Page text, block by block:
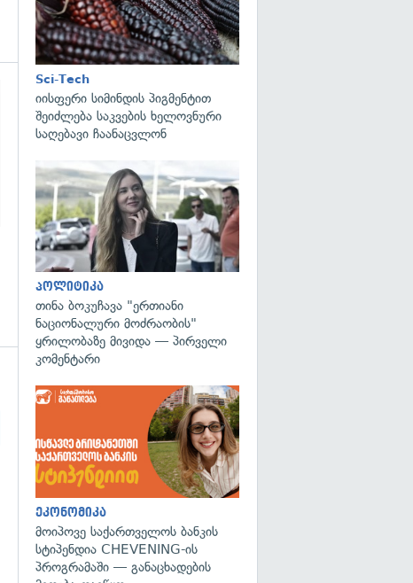
გადახედვა
Sci-Tech
იისფერი სიმინდის პიგმენტით
შეიძლება საკვების ხელოვნური
საღებავი ჩაანაცვლონ
პოლიტიკა
თინა ბოკუჩავა "ერთიანი
ნაციონალური მოძრაობის"
ყრილობაზე მივიდა — პირველი
კომენტარი
ეკონომიკა
მოიპოვე საქართველოს ბანკის
სტიპენდია CHEVENING-ის
პროგრამაში — განაცხადების